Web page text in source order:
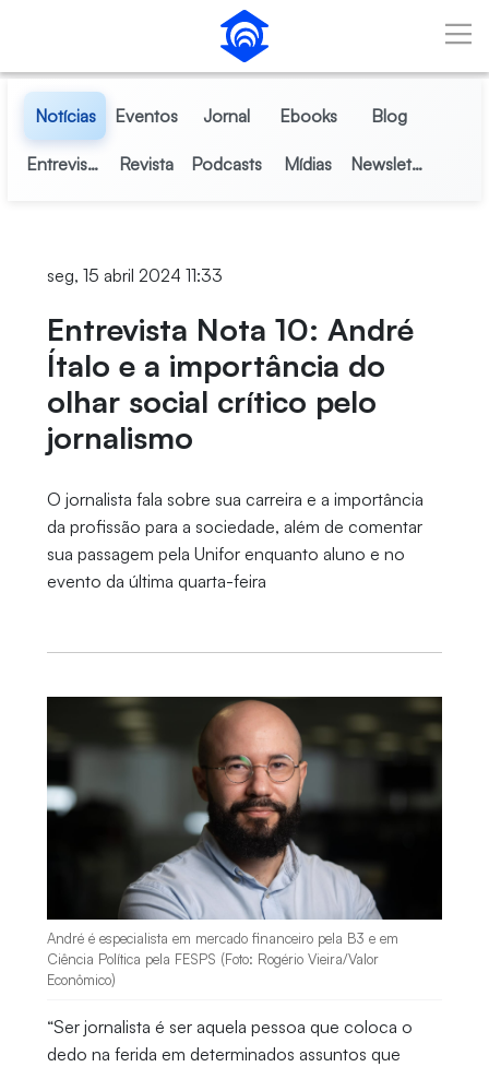
Pular para o Conteúdo principal
Notícias Eventos Jornal Ebooks Blog
Entrevistas Revista Podcasts Mídias Newsletter
seg, 15 abril 2024 11:33
Entrevista Nota 10: André
Ítalo e a importância do
olhar social crítico pelo
jornalismo
O jornalista fala sobre sua carreira e a importância
da profissão para a sociedade, além de comentar
sua passagem pela Unifor enquanto aluno e no
evento da última quarta-feira
André é especialista em mercado financeiro pela B3 e em
Ciência Política pela FESPS (Foto: Rogério Vieira/Valor
Econômico)
“Ser jornalista é ser aquela pessoa que coloca o
dedo na ferida em determinados assuntos que